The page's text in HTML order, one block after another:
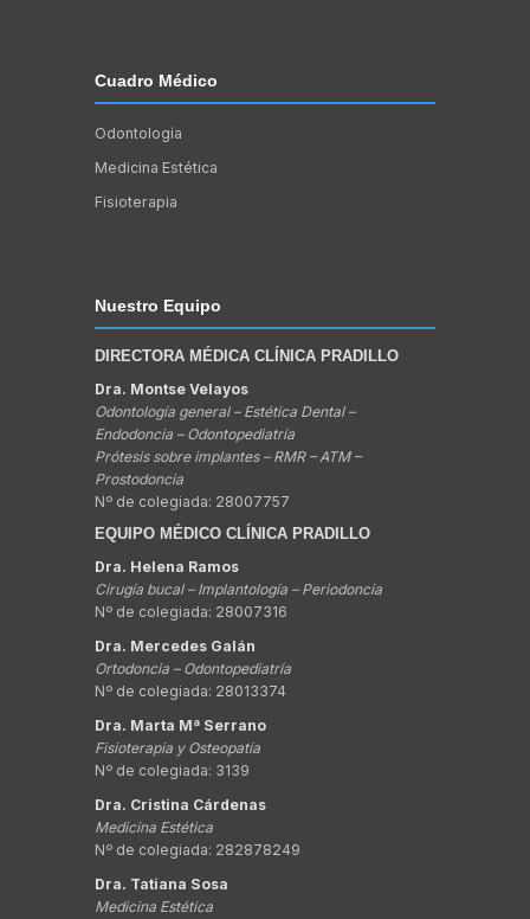
Cuadro Médico
Odontología
Medicina Estética
Fisioterapia
Nuestro Equipo
DIRECTORA MÉDICA CLÍNICA PRADILLO
Dra. Montse Velayos
Odontología general – Estética Dental –
Endodoncia – Odontopediatría
Prótesis sobre implantes – RMR – ATM –
Prostodoncia
Nº de colegiada: 28007757
EQUIPO MÉDICO CLÍNICA PRADILLO
Dra. Helena Ramos
Cirugía bucal – Implantología – Periodoncia
Nº de colegiada: 28007316
Dra. Mercedes Galán
Ortodoncia – Odontopediatría
Nº de colegiada: 28013374
Dra. Marta Mª Serrano
Fisioterapia y Osteopatía
Nº de colegiada: 3139
Dra. Cristina Cárdenas
Medicina Estética
Nº de colegiada: 282878249
Dra. Tatiana Sosa
Medicina Estética